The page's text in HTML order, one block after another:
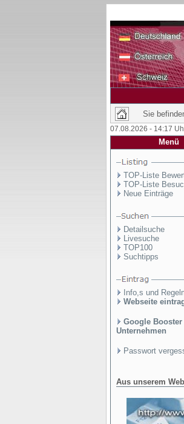
Sie
07.08.2026 - 14:17
Menü
TOP-Liste
TOP-Liste
Neue Einträge
Detailsuche
Livesuche
TOP100
Suchtipps
Info,s und
Webseite
Google
Unternehmen
Passwort
Aus unserem